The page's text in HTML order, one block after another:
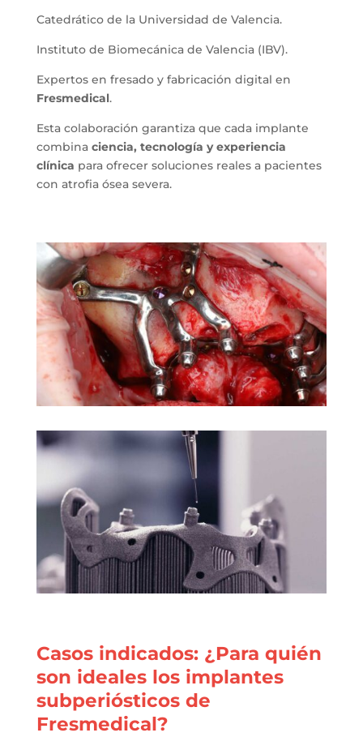
Catedrático de la Universidad de Valencia.
Instituto de Biomecánica de Valencia (IBV).
Expertos en fresado y fabricación digital en
Fresmedical.
Esta colaboración garantiza que cada implante
combina ciencia, tecnología y experiencia
clínica para ofrecer soluciones reales a pacientes
con atrofia ósea severa.
Casos indicados: ¿Para quién
son ideales los implantes
subperiósticos de
Fresmedical?